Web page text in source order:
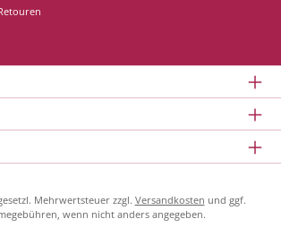
Mehrwertsteuer zzgl. Versandkosten und ggf.
wenn nicht anders angegeben.